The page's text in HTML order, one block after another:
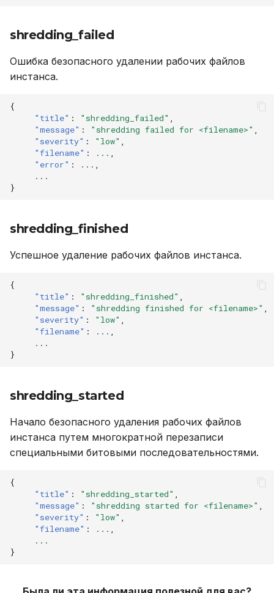
shredding_failed
Ошибка безопасного удалении рабочих файлов
инстанса.
{
"title" : "shredding_failed"
"message" : "shredding failed for <filename>"
"severity" : "low"
"filename" : ...
"error" : ...
...
}
shredding_finished
Успешное удаление рабочих файлов инстанса.
{
"title" : "shredding_finished"
"message" : "shredding finished for <filename>"
"severity" : "low"
"filename" : ...
...
}
shredding_started
Начало безопасного удаления рабочих файлов
инстанса путем многократной перезаписи
специальными битовыми последовательностями.
{
"title" : "shredding_started"
"message" : "shredding started for <filename>"
"severity" : "low"
"filename" : ...
...
}